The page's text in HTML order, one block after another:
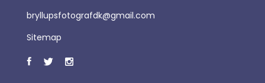
bryllupsfotografdk@gmail.com
Sitemap